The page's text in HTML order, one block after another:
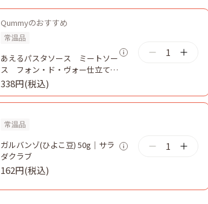
Qummyのおすすめ
常温品
あえるパスタソース ミートソー
ス フォン・ド・ヴォー仕立て
160g｜キユーピー
338円(税込)
1
常温品
ガルバンゾ(ひよこ豆) 50g｜サラ
ダクラブ
162円(税込)
1